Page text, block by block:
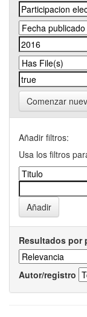
Comenzar
Añadir filtros:
Usa los filtros
Resultados por
Autor/registro